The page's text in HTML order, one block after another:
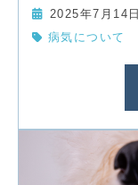
2025年7月14日
病気について